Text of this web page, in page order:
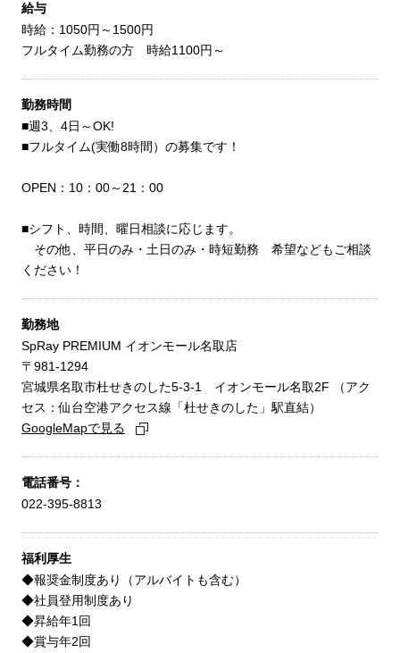
給与
時給：1050円～1500円
フルタイム勤務の方 時給1100円～
勤務時間
■週3、4日～OK!
■フルタイム(実働8時間）の募集です！
OPEN：10：00～21：00
■シフト、時間、曜日相談に応じます。
その他、平日のみ・土日のみ・時短勤務 希望などもご相談
ください！
勤務地
SpRay PREMIUM イオンモール名取店
〒981-1294
宮城県名取市杜せきのした5-3-1 イオンモール名取2F （アク
セス：仙台空港アクセス線「杜せきのした」駅直結）
GoogleMapで見る
電話番号：
022-395-8813
福利厚生
◆報奨金制度あり（アルバイトも含む）
◆社員登用制度あり
◆昇給年1回
◆賞与年2回